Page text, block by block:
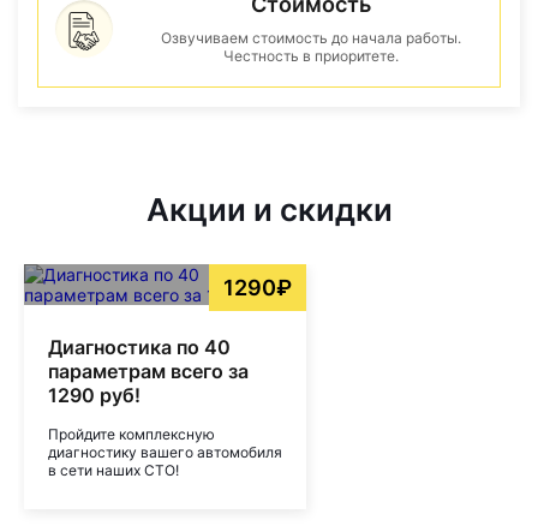
Озвучиваем стоимость до начала работы.
Честность в приоритете.
Акции и скидки
1290₽
Диагностика по 40
параметрам всего за
1290 руб!
Пройдите комплексную
диагностику вашего автомобиля
в сети наших СТО!